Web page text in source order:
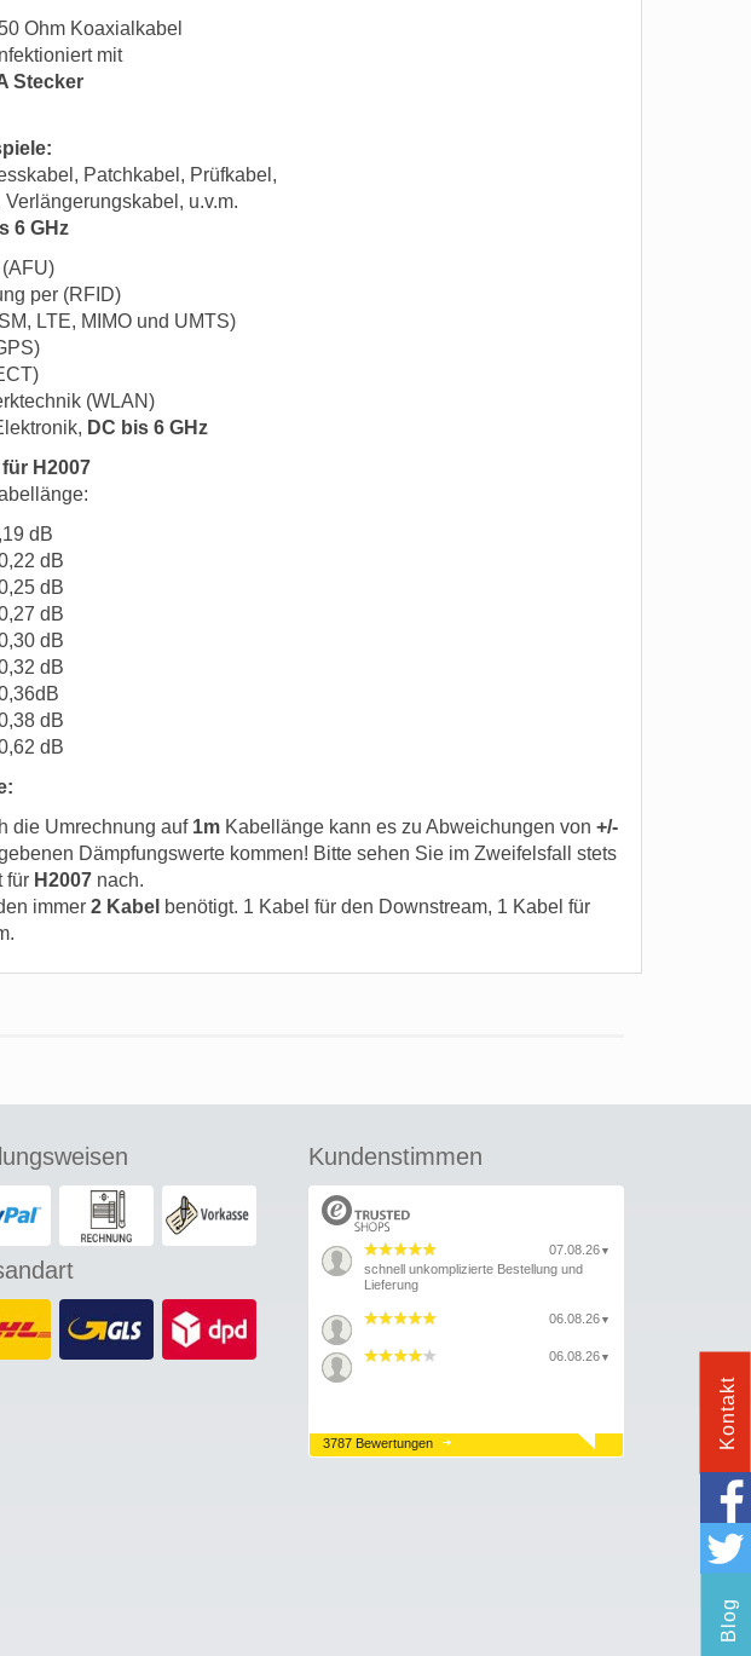
Ohm Koaxialkabel
mit
Stecker
Patchkabel, Prüfkabel,
u.v.m.
6 GHz
per (RFID)
LTE, MIMO und UMTS)
(WLAN)
DC bis 6 GHz
H2007
dB
dB
dB
dB
dB
dB
dB
dB
die Umrechnung auf 1m Kabellänge kann es zu Abweichungen von +/-
Dämpfungswerte kommen! Bitte sehen Sie im Zweifelsfall stets
für H2007 nach.
immer 2 Kabel benötigt. 1 Kabel für den Downstream, 1 Kabel für
Kundenstimmen
07.08.26 ▼
schnell unkomplizierte Bestellung und
Lieferung
06.08.26 ▼
06.08.26 ▼
3787 Bewertungen Kontakt
Blog